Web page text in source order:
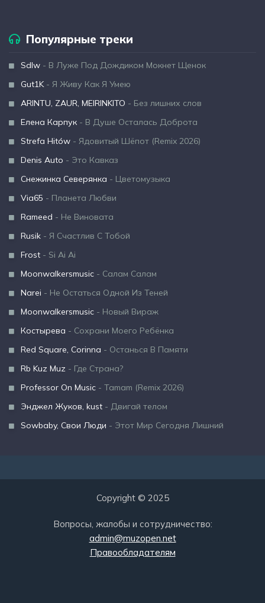
Популярные треки
Sdlw - В Луже Под Дождиком Мокнет Щенок
Gut1K- Я Живу Как Я Умею
ARINTU, ZAUR, MEIRINKITO - Без лишних слов
Елена Карпук - В Душе Осталась Доброта
Strefa Hitów - Ядовитый Шёпот (Remix 2026)
Denis Auto - Это Кавказ
Снежинка Северянка - Цветомузыка
Via65 - Планета Любви
Rameed - Не Виновата
Rusik - Я Счастлив С Тобой
Frost - Si Ai Ai
Moonwalkersmusic - Салам Салам
Narei - Не Остаться Одной Из Теней
Moonwalkersmusic - Новый Вираж
Костырева - Сохрани Моего Ребёнка
Red Square, Corinna - Останься В Памяти
Rb Kuz Muz - Где Страна?
Professor On Music - Tamam (Remix 2026)
Энджел Жуков, kust - Двигай телом
Sowbaby, Свои Люди - Этот Мир Сегодня Лишний
Copyright © 2025
Вопросы, жалобы и сотрудничество:
admin@muzopen.net
Правообладателям